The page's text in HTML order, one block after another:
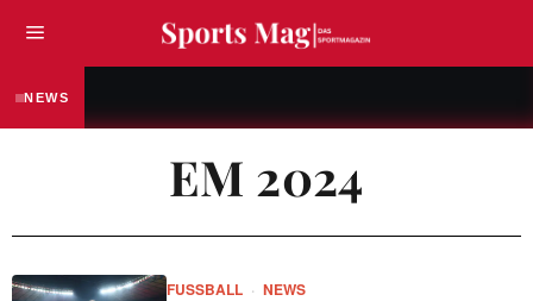
NEWS
EM 2024
FUSSBALL · NEWS